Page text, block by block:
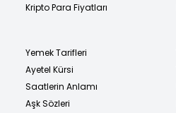
Kripto Para Fiyatları
Yemek Tarifleri
Ayetel Kürsi
Saatlerin Anlamı
Aşk Sözleri